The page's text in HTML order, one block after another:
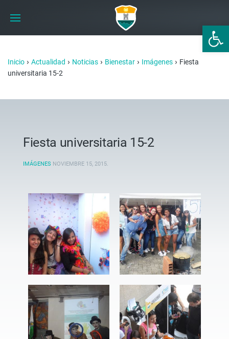
Abrir
Inicio › Actualidad › Noticias › Bienestar › Imágenes › Fiesta
universitaria 15-2
Fiesta universitaria 15-2
IMÁGENES NOVIEMBRE 15, 2015.